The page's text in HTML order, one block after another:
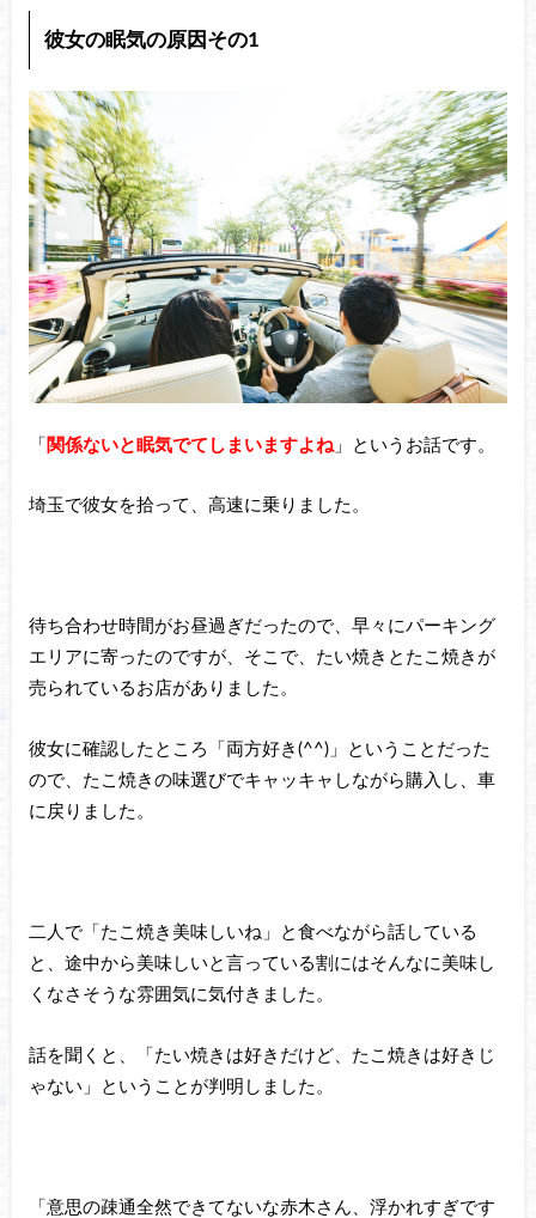
彼女の眠気の原因その1
「 関係ないと眠気でてしまいますよね」というお話です。
埼玉で彼女を拾って、高速に乗りました。
待ち合わせ時間がお昼過ぎだったので、早々にパーキング
エリアに寄ったのですが、そこで、たい焼きとたこ焼きが
売られているお店がありました。
彼女に確認したところ「両方好き(^^)」ということだった
ので、たこ焼きの味選びでキャッキャしながら購入し、車
に戻りました。
二人で「たこ焼き美味しいね」と食べながら話している
と、途中から美味しいと言っている割にはそんなに美味し
くなさそうな雰囲気に気付きました。
話を聞くと、「たい焼きは好きだけど、たこ焼きは好きじ
ゃない」ということが判明しました。
「意思の疎通全然できてないな赤木さん、浮かれすぎです